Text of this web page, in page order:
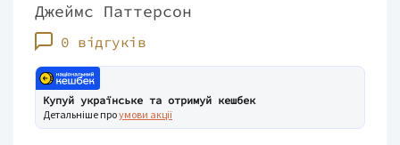
Джеймс Паттерсон
0 відгуків
Купуй українське та отримуй кешбек
Детальніше проумови акції